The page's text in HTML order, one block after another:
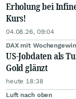
Erholung bei
Kurs!
04.08.26, 09:04
DAX mit
US-Jobdaten als
Gold glänzt
heute 18:38
Luft nach oben